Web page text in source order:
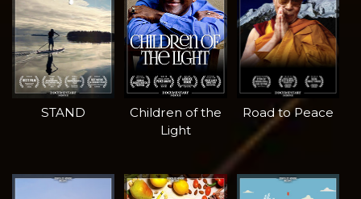
STAND
Children of the
Light
Road to Peace